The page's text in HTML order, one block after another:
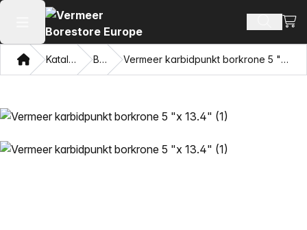
Åpne hovedmenyen SøkVis
Hjem Katalog Bor Vermeer karbidpunkt borkrone 5 "x 13.4"